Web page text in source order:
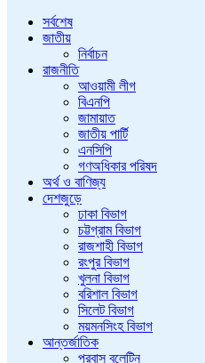
সর্বশেষ
জাতীয়
নির্বাচন
রাজনীতি
আওয়ামী লীগ
বিএনপি
জামায়াত
জাতীয় পার্টি
এনসিপি
গণঅধিকার পরিষদ
অর্থ ও বাণিজ্য
দেশজুড়ে
ঢাকা বিভাগ
চট্টগ্রাম বিভাগ
রাজশাহী বিভাগ
রংপুর বিভাগ
খুলনা বিভাগ
বরিশাল বিভাগ
সিলেট বিভাগ
ময়মনসিংহ বিভাগ
আন্তর্জাতিক
প্রবাস বুলেটিন